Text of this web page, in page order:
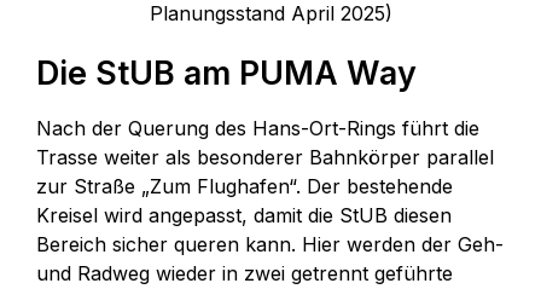
Planungsstand April 2025)
Die StUB am PUMA Way
Nach der Querung des Hans-Ort-Rings führt die
Trasse weiter als besonderer Bahnkörper parallel
zur Straße „Zum Flughafen“. Der bestehende
Kreisel wird angepasst, damit die StUB diesen
Bereich sicher queren kann. Hier werden der Geh-
und Radweg wieder in zwei getrennt geführte